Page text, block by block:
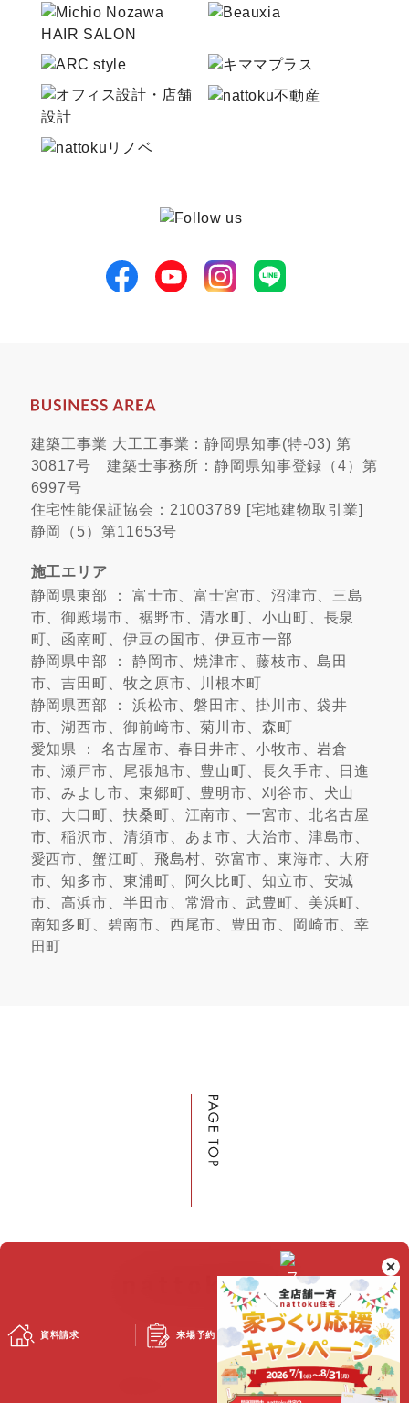
建築工事業 大工工事業：静岡県知事(特-03) 第
30817号 建築士事務所：静岡県知事登録（4）第
6997号
住宅性能保証協会：21003789 [宅地建物取引業]
静岡（5）第11653号
施工エリア
静岡県東部 ： 富士市、富士宮市、沼津市、三島
市、御殿場市、裾野市、清水町、小山町、長泉
町、函南町、伊豆の国市、伊豆市一部
静岡県中部 ： 静岡市、焼津市、藤枝市、島田
市、吉田町、牧之原市、川根本町
静岡県西部 ： 浜松市、磐田市、掛川市、袋井
市、湖西市、御前崎市、菊川市、森町
愛知県 ： 名古屋市、春日井市、小牧市、岩倉
市、瀬戸市、尾張旭市、豊山町、長久手市、日進
市、みよし市、東郷町、豊明市、刈谷市、犬山
市、大口町、扶桑町、江南市、一宮市、北名古屋
市、稲沢市、清須市、あま市、大治市、津島市、
愛西市、蟹江町、飛島村、弥富市、東海市、大府
市、知多市、東浦町、阿久比町、知立市、安城
市、高浜市、半田市、常滑市、武豊町、美浜町、
南知多町、碧南市、西尾市、豊田市、岡崎市、幸
田町
©2023 Nattoku Jutaku Kobo Co., Ltd.
資料請求 来場予約 スタッフブログ